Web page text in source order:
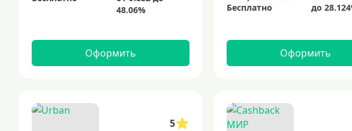
Оформить
Бесплатно
Оформить
5